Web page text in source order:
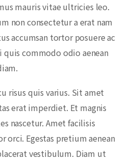
mauris vitae ultricies leo.
non consectetur a erat nam
accumsan tortor posuere ac
quis commodo odio aenean
risus quis varius. Sit amet
erat imperdiet. Et magnis
nascetur. Amet facilisis
orci. Egestas pretium aenean
vestibulum. Diam ut